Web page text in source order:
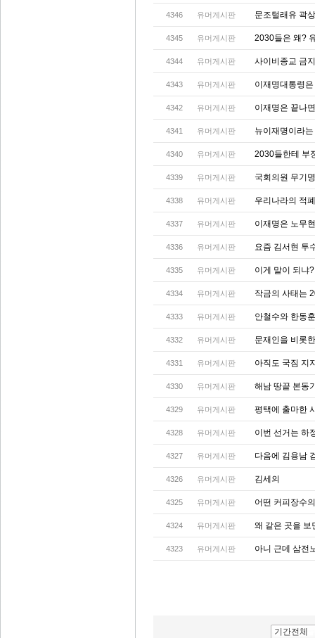
4346 유머게시판 문조털래유 곽
4345 유머게시판 2030들은 왜?
4344 유머게시판 사이비종교 금
4343 유머게시판 이재명대통령
4342 유머게시판 이재명은 끝나
4341 유머게시판 뉴이재명이라
4340 유머게시판 2030들한테 부
4339 유머게시판 국회의원 무기
4338 유머게시판 우리나라의 적
4337 유머게시판 이재명은 노무
4336 유머게시판 요즘 김서현 투
4335 유머게시판 이게 말이 되냐
4334 유머게시판 작금의 사태는
4333 유머게시판 안철수와 한동
4332 유머게시판 문재인을 비롯
4331 유머게시판 아직도 국짐 지
4330 유머게시판 해남 땅끝 본동
4329 유머게시판 평택에 출마한
4328 유머게시판 이번 선거는 하
4327 유머게시판 다음에 김용남
4326 유머게시판 김세의
4325 유머게시판 어떤 커피장수
4324 유머게시판 왜 같은 곳을
4323 유머게시판 아니 근데 삼전
기간전체